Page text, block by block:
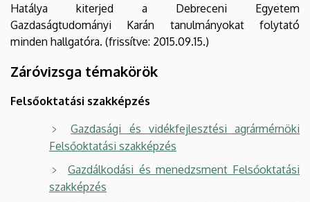
Hatálya kiterjed a Debreceni Egyetem
Gazdaságtudományi Karán tanulmányokat folytató
minden hallgatóra. (frissítve: 2015.09.15.)
Záróvizsga témakörök
Felsőoktatási szakképzés
Gazdasági és vidékfejlesztési agrármérnöki
Felsőoktatási szakképzés
Gazdálkodási és menedzsment Felsőoktatási
szakképzés